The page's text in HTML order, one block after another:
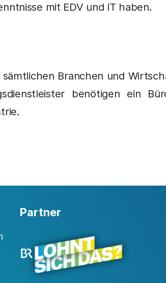
mit EDV und IT haben.
Branchen und
benötigen ein
Partner